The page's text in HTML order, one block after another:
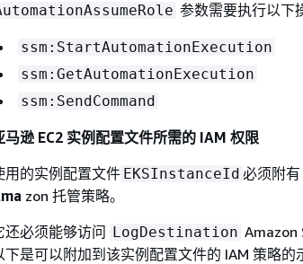
参数需要执行以下
ssm:StartAutomationExecution
ssm:GetAutomationExecution
ssm:SendCommand
马逊 EC2 实例配置文件所需的 IAM 权限
用的实例配置文件 EKSInstanceId 必须附有
zon 托管策略。
还必须能够访问 LogDestination Amazon
下是可以附加到该实例配置文件的 IAM 策略的